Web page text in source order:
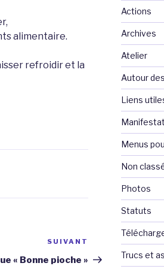
alimentaire.
refroidir et la
Article
suivant
SUIVANT
« Bonne pioche »
Actions
Archives
Atelier
Autour
Liens
Menus
Non
Photos
Statuts
Trucs et